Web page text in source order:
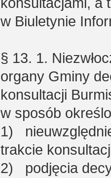
w Biuletynie
§ 13. 1.
organy Gminy
konsultacji
w sposób
1)
trakcie
2) podjęcia